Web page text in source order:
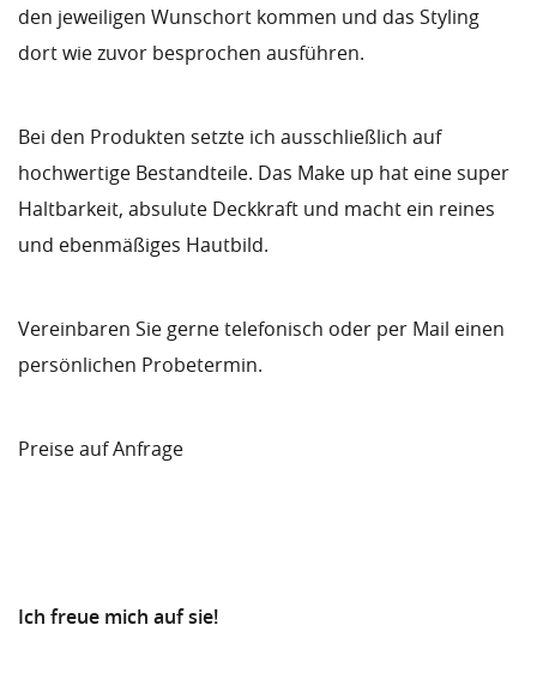
den jeweiligen Wunschort kommen und das Styling
dort wie zuvor besprochen ausführen.
Bei den Produkten setzte ich ausschließlich auf
hochwertige Bestandteile. Das Make up hat eine super
Haltbarkeit, absulute Deckkraft und macht ein reines
und ebenmäßiges Hautbild.
Vereinbaren Sie gerne telefonisch oder per Mail einen
persönlichen Probetermin.
Preise auf Anfrage
Ich freue mich auf sie!